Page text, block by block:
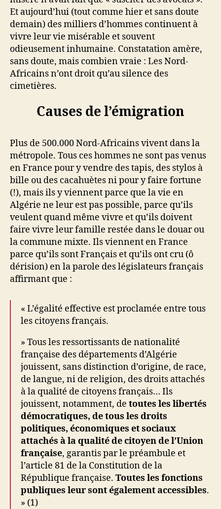
Et aujourd’hui (tout comme hier et sans doute
demain) des milliers d’hommes continuent à
vivre leur vie misérable et souvent
odieusement inhumaine. Constatation amère,
sans doute, mais combien vraie : Les Nord-
Africains n’ont droit qu’au silence des
cimetières.
Causes de l’émigration
Plus de 500.000 Nord-Africains vivent dans la
métropole. Tous ces hommes ne sont pas venus
en France pour y vendre des tapis, des stylos à
bille ou des cacahuètes ni pour y faire fortune
(!), mais ils y viennent parce que la vie en
Algérie ne leur est pas possible, parce qu’ils
veulent quand même vivre et qu’ils doivent
faire vivre leur famille restée dans le douar ou
la commune mixte. Ils viennent en France
parce qu’ils sont Français et qu’ils ont cru (ô
dérision) en la parole des législateurs français
affirmant que :
« L’égalité effective est proclamée entre tous
les citoyens français.
» Tous les ressortissants de nationalité
française des départements d’Algérie
jouissent, sans distinction d’origine, de race,
de langue, ni de religion, des droits attachés
à la qualité de citoyens français… Ils
jouissent, notamment, de toutes les libertés
démocratiques, de tous les droits
politiques, économiques et sociaux
attachés à la qualité de citoyen de l’Union
française, garantis par le préambule et
l’article 81 de la Constitution de la
République française. Toutes les fonctions
publiques leur sont également accessibles.
» (1)